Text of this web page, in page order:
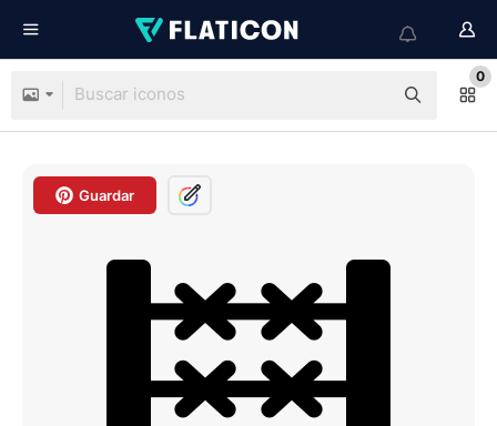
0
Guardar